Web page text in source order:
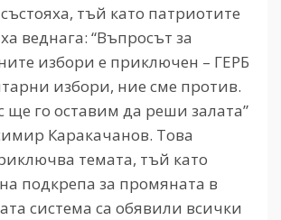
тъй като патриотите
веднага: “Въпросът за
избори е приключен – ГЕРБ
избори, ние сме против.
ще го оставим да реши залата”
Каракачанов. Това
темата, тъй като
подкрепа за промяната в
система са обявили всички